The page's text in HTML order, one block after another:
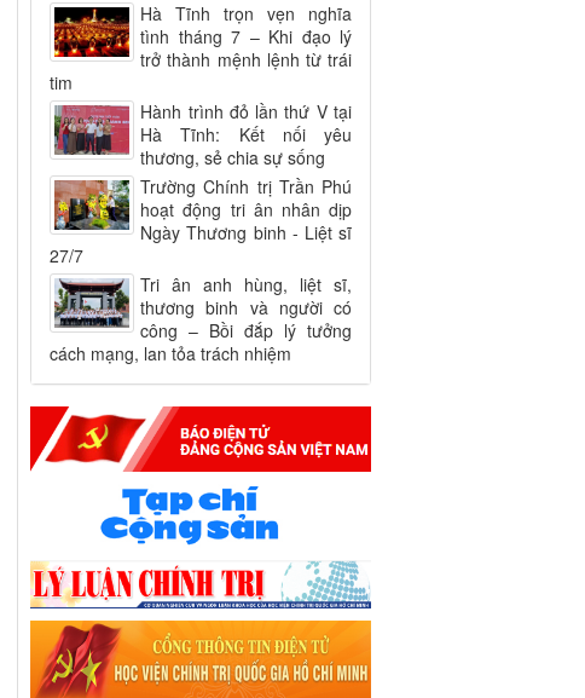
Hà Tĩnh trọn vẹn nghĩa
tình tháng 7 – Khi đạo lý
trở thành mệnh lệnh từ trái
tim
Hành trình đỏ lần thứ V tại
Hà Tĩnh: Kết nối yêu
thương, sẻ chia sự sống
Trường Chính trị Trần Phú
hoạt động tri ân nhân dịp
Ngày Thương binh - Liệt sĩ
27/7
Tri ân anh hùng, liệt sĩ,
thương binh và người có
công – Bồi đắp lý tưởng
cách mạng, lan tỏa trách nhiệm